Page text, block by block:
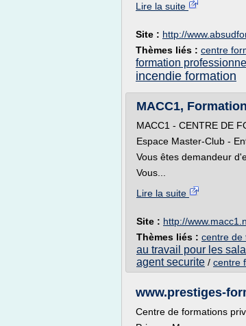
Lire la suite
Site : http://
Thèmes liés : centre
formation
incendie formation
MACC1,
MACC1 - CENTRE DE
Espace Master-Club -
Vous êtes demandeur
Vous...
Lire la suite
Site : http://
Thèmes liés : centre de
au travail pour les
agent securite / centre
www.prestiges-
Centre de formations